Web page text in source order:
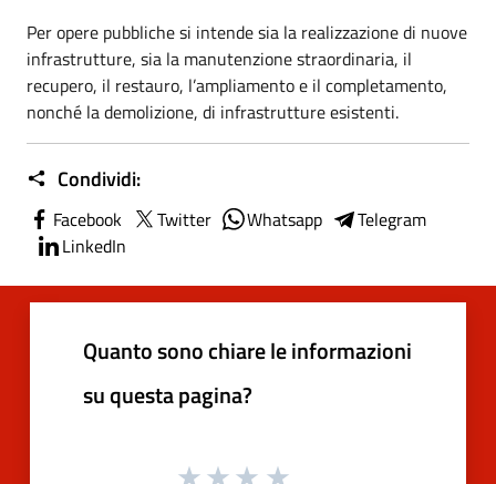
Per opere pubbliche si intende sia la realizzazione di nuove
infrastrutture, sia la manutenzione straordinaria, il
recupero, il restauro, l’ampliamento e il completamento,
nonché la demolizione, di infrastrutture esistenti.
Condividi:
Facebook Twitter Whatsapp
Telegram
LinkedIn
Quanto sono chiare le informazioni
su questa pagina?